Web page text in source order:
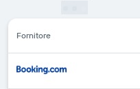
Fornitore